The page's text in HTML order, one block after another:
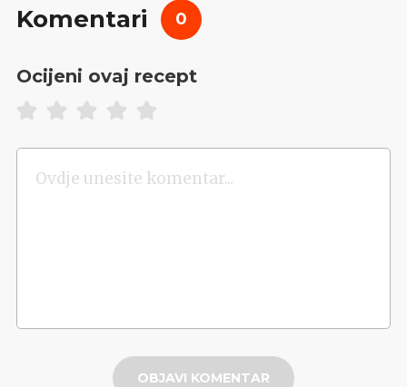
Komentari 0
Ocijeni ovaj recept
OBJAVI KOMENTAR